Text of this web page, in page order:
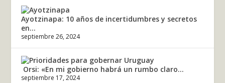
Ayotzinapa: 10 años de incertidumbres y secretos
en...
septiembre 26, 2024
Orsi: «En mi gobierno habrá un rumbo claro...
septiembre 17, 2024